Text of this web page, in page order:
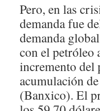
Pero, en las
demanda fue
demanda
con el petróleo
incremento del
acumulación
(Banxico). El